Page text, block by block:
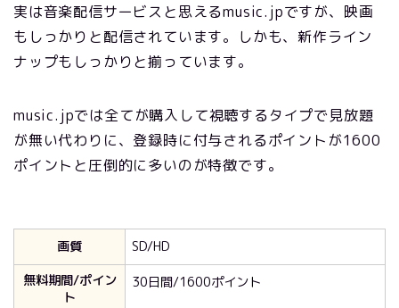
実は音楽配信サービスと思えるmusic.jpですが、映画
もしっかりと配信されています。しかも、新作ライン
ナップもしっかりと揃っています。
music.jpでは全てが購入して視聴するタイプで見放題
が無い代わりに、登録時に付与されるポイントが1600
ポイントと圧倒的に多いのが特徴です。
画質
SD/HD
無料期間/ポイン
ト
30日間/1600ポイント